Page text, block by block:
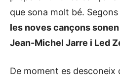
que sona molt bé.
les noves cançons
Jean-Michel Jarre i Led
De moment es desconeix